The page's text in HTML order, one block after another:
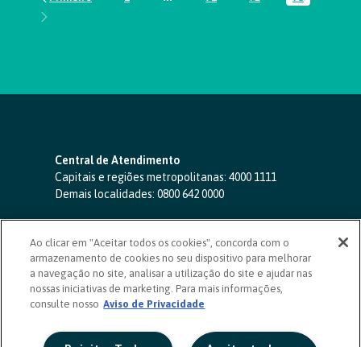
Central de Atendimento
Capitais e regiões metropolitanas: 4000 1111
Demais localidades: 0800 642 0000
SAC 24 horas-0800 724 4420
Ouvidoria
0800 725 0996
(de segunda a sexta, das 8h às 20h)
ouvidoriasicoob.com.br
Deficientes auditivos ou de fala
Ao clicar em "Aceitar todos os cookies", concorda com o
armazenamento de cookies no seu dispositivo para melhorar
a navegação no site, analisar a utilização do site e ajudar nas
nossas iniciativas de marketing. Para mais informações,
consulte nosso Aviso de Privacidade